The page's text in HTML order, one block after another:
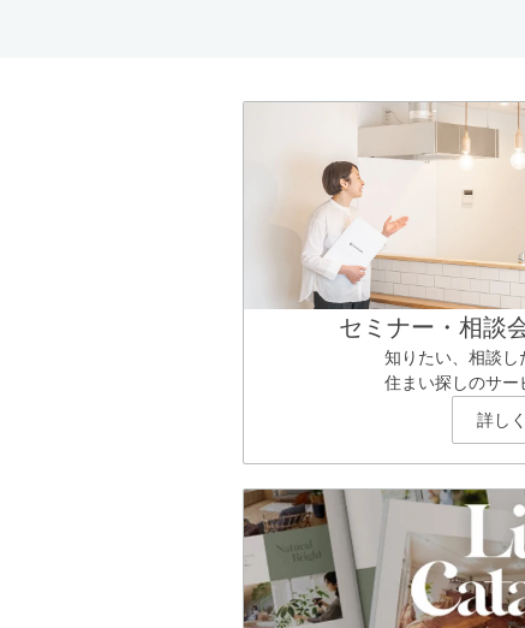
セミナー・相談
知りたい、相談し
住まい探しのサー
詳し